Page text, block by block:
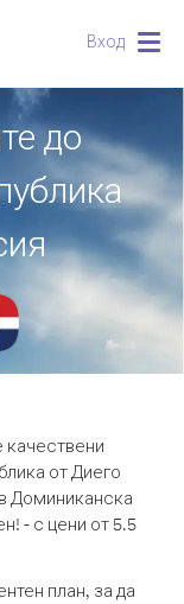
Вход
до
качествени
от Диего
Доминиканска
- с цени от 5.5
план, за да